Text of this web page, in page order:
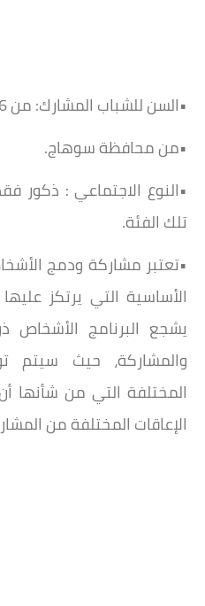
•السن للشباب المشارك: من 16 وحتى 29 سنة.
•من محافظة سوهاج.
•النوع الاجتماعي : ذكور
تلك الفئة.
•تعتبر مشاركة ودمج
الأساسية التي يرتكز
يشجع البرنامج الأشخاص
والمشاركة، حيث سيتم
المختلفة التي من
الإعاقات المختلفة من